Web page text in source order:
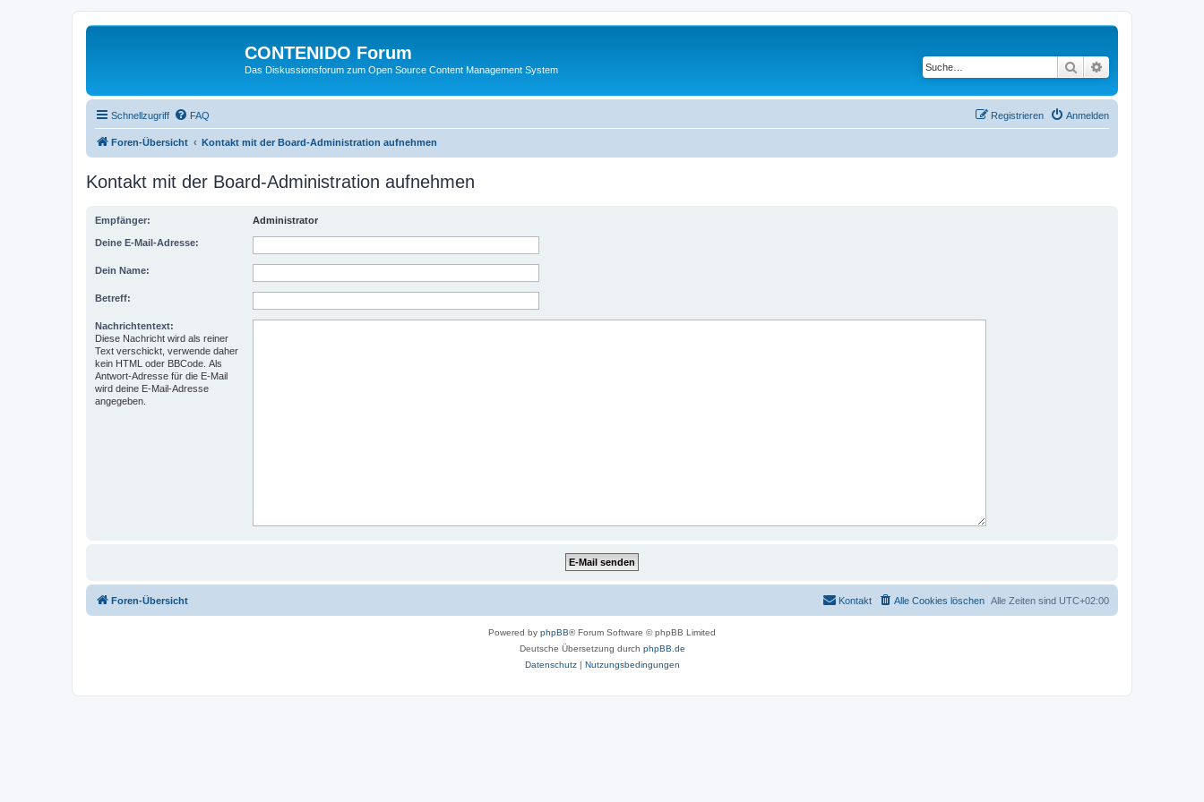
CONTENIDO Forum
Das Diskussionsforum zum Open Source Content Management System Suche
Schnellzugriff FAQ Anmelden
Registrieren
Foren-Übersicht Kontakt mit der Board-Administration aufnehmen
Kontakt mit der Board-Administration aufnehmen
Empfänger: Administrator
Deine E-Mail-Adresse:
Dein Name:
Betreff:
Nachrichtentext:
Diese Nachricht wird als reiner
Text verschickt, verwende daher
kein HTML oder BBCode. Als
Antwort-Adresse für die E-Mail
wird deine E-Mail-Adresse
angegeben.
Foren-Übersicht Alle Zeiten sind UTC+02:00
Alle Cookies löschen
Kontakt
Powered by phpBB® Forum Software © phpBB Limited
Deutsche Übersetzung durch phpBB.de
Datenschutz| Nutzungsbedingungen